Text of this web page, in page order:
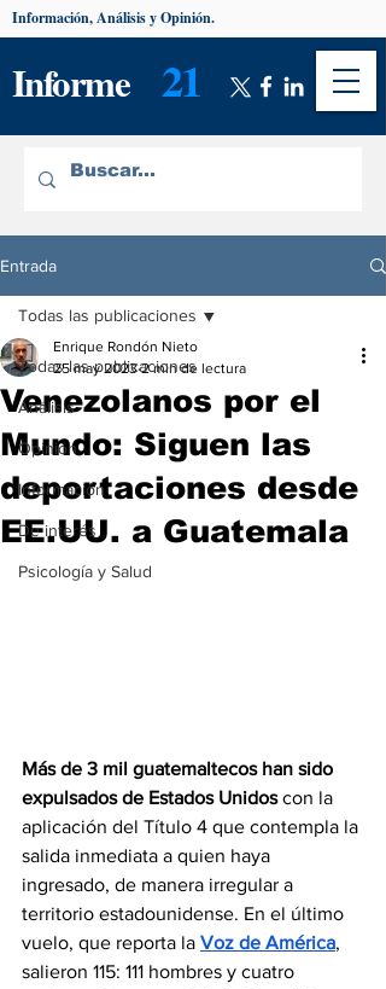
Informe 21
Información, Análisis y Opinión.
Entrada
Todas las publicaciones
Análisis
Opinión
Información
De interés
Psicología y Salud
Todas las publicaciones
Venezolanos por el
Mundo: Siguen las
deportaciones desde
EE.UU. a Guatemala
Enrique Rondón Nieto
25 may 2023 2 min de lectura
Más de 3 mil guatemaltecos han sido
expulsados de Estados Unidos con la
aplicación del Título 4 que contempla la
salida inmediata a quien haya
ingresado, de manera irregular a
territorio estadounidense. En el último
vuelo, que reporta la Voz de América,
salieron 115: 111 hombres y cuatro